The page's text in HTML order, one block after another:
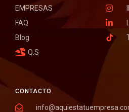
CONTACTO
EMPRESAS
FAQ
Blog
Q.S